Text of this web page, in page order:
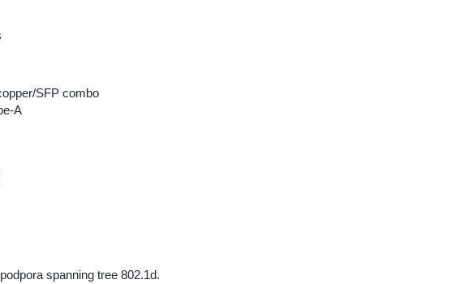
SFP combo
A
spanning tree 802.1d.